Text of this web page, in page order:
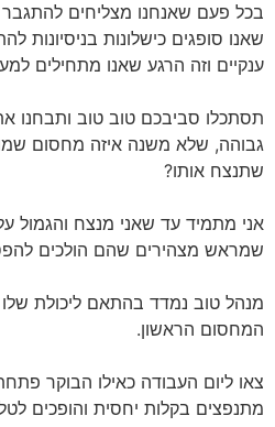
בכל פעם שאנחנו מצליחים
שאנו סופגים כישלונות
ענקיים וזה הרגע שאנו מתחילים
תסתכלו סביבכם טוב טוב ותבחנו
גבוהה, שלא משנה איזה מחסום
שתנצח אותו?
אני מתמיד עד שאני מנצח והגמול
שמראש מצהירים שהם הולכים
מנהל טוב נמדד בהתאם ליכולת
המחסום הראשון.
צאו ליום העבודה כאילו הבוקר
מתנפצים בקלות יחסית והופכים